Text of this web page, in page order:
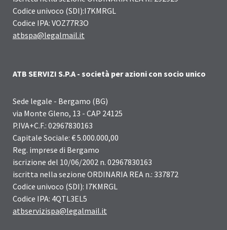
Codice univoco (SDI):I7KMRGL
Codice IPA: VOZ77R3O
atbspa@legalmail.it
ATB SERVIZI S.P.A - società per azioni con socio unico
Sede legale - Bergamo (BG)
via Monte Gleno, 13 - CAP 24125
P.IVA+C.F.: 02967830163
Capitale Sociale: € 5.000.000,00
Reg. imprese di Bergamo
iscrizione del 10/06/2002 n. 02967830163
iscritta nella sezione ORDINARIA REA n.: 337872
Codice univoco (SDI): I7KMRGL
Codice IPA: 4QTL3EL5
atbservizispa@legalmail.it